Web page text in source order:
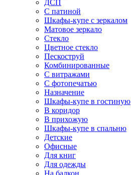
ДСП
С патиной
Шкафы-купе с зеркалом
Матовое зеркало
Стекло
Цветное стекло
Пескоструй
Комбинированные
С витражами
С фотопечатью
Назначение
Шкафы-купе в гостиную
В коридор
В прихожую
Шкафы-купе в спальню
Детские
Офисные
Для книг
Для одежды
На балкон